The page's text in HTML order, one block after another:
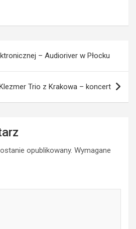
– Audioriver w Płocku
Trio z Krakowa – koncert
opublikowany. Wymagane